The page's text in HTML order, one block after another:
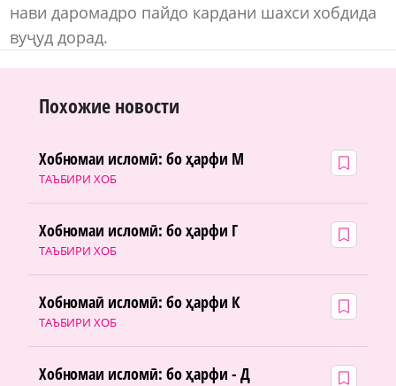
нави даромадро пайдо кардани шахси хобдида
вуҷуд дорад.
Похожие новости
ТАЪБИРИ ХОБ
Хобномаи исломӣ: бо ҳарфи М
ТАЪБИРИ ХОБ
Хобномаи исломӣ: бо ҳарфи Г
ТАЪБИРИ ХОБ
Хобномаӣ исломӣ: бо ҳарфи К
Хобномаи исломӣ: бо ҳарфи - Д